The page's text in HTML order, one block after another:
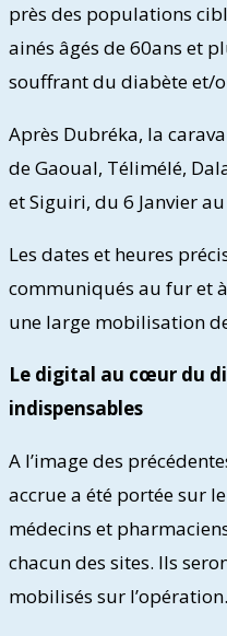
près des populations
ainés âgés de 60ans et
souffrant du diabète et/
Après Dubréka, la
de Gaoual, Télimélé,
et Siguiri, du 6 Janvier
Les dates et heures
communiqués au fur et
une large mobilisation
Le digital au cœur du
indispensables
A l’image des
accrue a été portée sur
médecins et
chacun des sites. Ils
mobilisés sur l’opération.